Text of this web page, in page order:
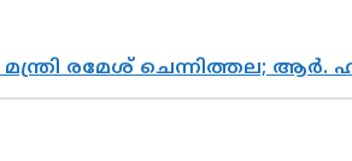
രമേശ് ചെന്നിത്തല;